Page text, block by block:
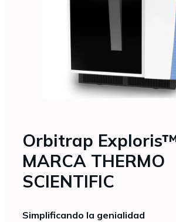
Orbitrap
MARCA THERMO
SCIENTIFIC
Simplificando la genialidad